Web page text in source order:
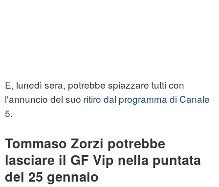
E, lunedì sera, potrebbe spiazzare tutti con
l'annuncio del suo ritiro dal programma di Canale
5.
Tommaso Zorzi potrebbe
lasciare il GF Vip nella puntata
del 25 gennaio